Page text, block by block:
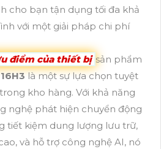
cho bạn tận dụng tối đa khả
với một giải pháp chi phí
điểm của thiết bị sản phẩm
là một sự lựa chọn tuyệt
kho hàng. Với khả năng
nghệ phát hiện chuyển động
tiết kiệm dung lượng lưu trữ,
và hỗ trợ công nghệ AI, nó